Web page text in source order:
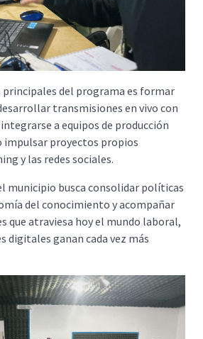
principales del programa es formar
transmisiones en vivo con
a equipos de producción
impulsar proyectos propios
y las redes sociales.
municipio busca consolidar políticas
del conocimiento y acompañar
que atraviesa hoy el mundo laboral,
digitales ganan cada vez más